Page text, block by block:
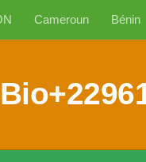
Cameroun Bénin